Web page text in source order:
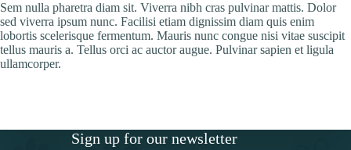
Sem nulla pharetra diam sit. Viverra nibh cras pulvinar mattis. Dolor
sed viverra ipsum nunc. Facilisi etiam dignissim diam quis enim
lobortis scelerisque fermentum. Mauris nunc congue nisi vitae suscipit
tellus mauris a. Tellus orci ac auctor augue. Pulvinar sapien et ligula
ullamcorper.
Sign up for our newsletter